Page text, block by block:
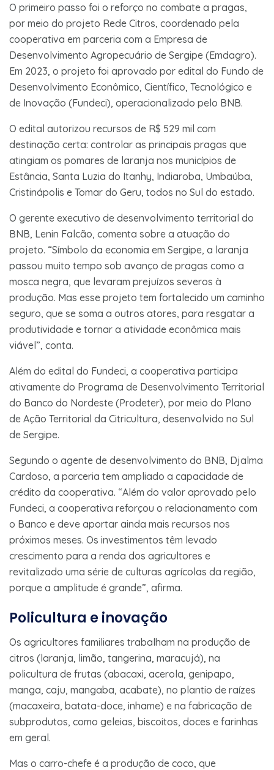
O primeiro passo foi o reforço no combate a pragas,
por meio do projeto Rede Citros, coordenado pela
cooperativa em parceria com a Empresa de
Desenvolvimento Agropecuário de Sergipe (Emdagro).
Em 2023, o projeto foi aprovado por edital do Fundo de
Desenvolvimento Econômico, Científico, Tecnológico e
de Inovação (Fundeci), operacionalizado pelo BNB.
O edital autorizou recursos de R$ 529 mil com
destinação certa: controlar as principais pragas que
atingiam os pomares de laranja nos municípios de
Estância, Santa Luzia do Itanhy, Indiaroba, Umbaúba,
Cristinápolis e Tomar do Geru, todos no Sul do estado.
O gerente executivo de desenvolvimento territorial do
BNB, Lenin Falcão, comenta sobre a atuação do
projeto. “Símbolo da economia em Sergipe, a laranja
passou muito tempo sob avanço de pragas como a
mosca negra, que levaram prejuízos severos à
produção. Mas esse projeto tem fortalecido um caminho
seguro, que se soma a outros atores, para resgatar a
produtividade e tornar a atividade econômica mais
viável”, conta.
Além do edital do Fundeci, a cooperativa participa
ativamente do Programa de Desenvolvimento Territorial
do Banco do Nordeste (Prodeter), por meio do Plano
de Ação Territorial da Citricultura, desenvolvido no Sul
de Sergipe.
Segundo o agente de desenvolvimento do BNB, Djalma
Cardoso, a parceria tem ampliado a capacidade de
crédito da cooperativa. “Além do valor aprovado pelo
Fundeci, a cooperativa reforçou o relacionamento com
o Banco e deve aportar ainda mais recursos nos
próximos meses. Os investimentos têm levado
crescimento para a renda dos agricultores e
revitalizado uma série de culturas agrícolas da região,
porque a amplitude é grande”, afirma.
Policultura e inovação
Os agricultores familiares trabalham na produção de
citros (laranja, limão, tangerina, maracujá), na
policultura de frutas (abacaxi, acerola, genipapo,
manga, caju, mangaba, acabate), no plantio de raízes
(macaxeira, batata-doce, inhame) e na fabricação de
subprodutos, como geleias, biscoitos, doces e farinhas
em geral.
Mas o carro-chefe é a produção de coco, que